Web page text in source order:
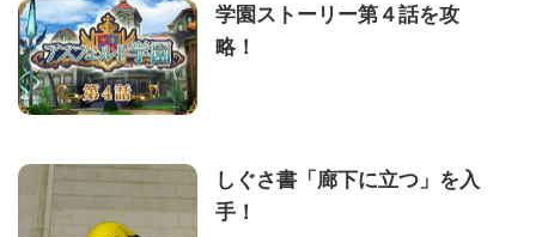
学園ストーリー第４話を攻
略！
しぐさ書「廊下に立つ」を入
手！